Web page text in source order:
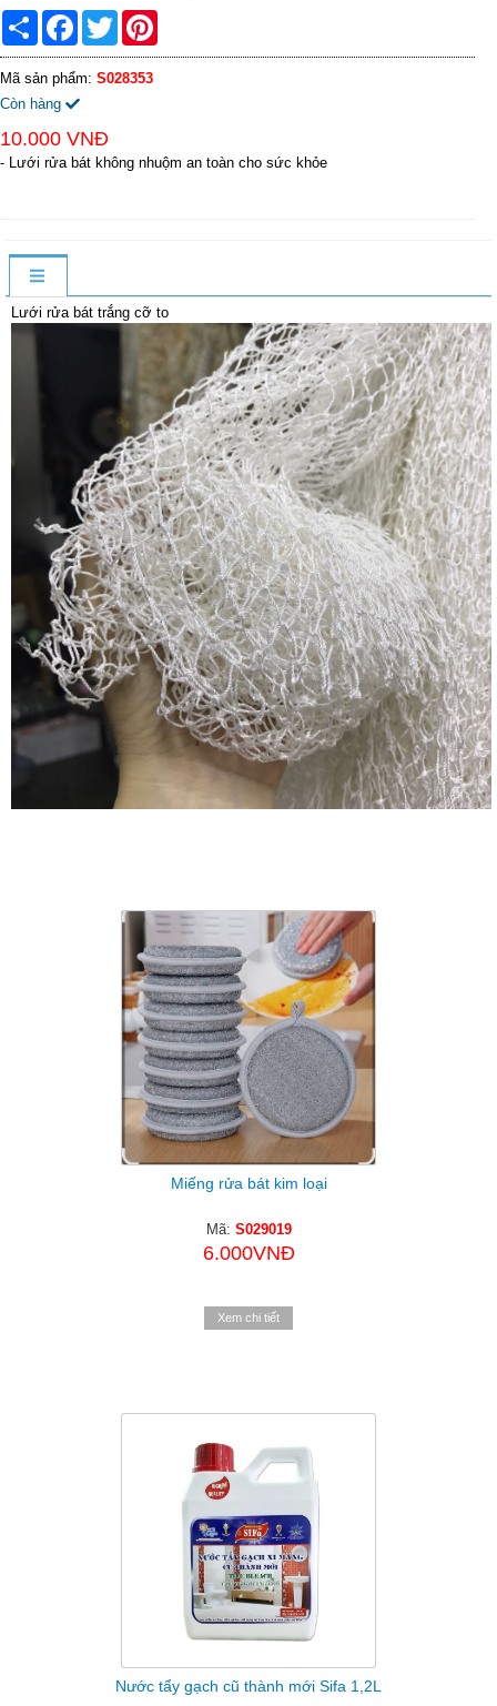
Share FacebookTwitter
Mã sản phẩm: S028353
Còn hàng
10.000 VNĐ
- Lưới rửa bát không nhuộm an toàn cho sức khỏe
Lưới rửa bát trắng cỡ to
Miếng rửa bát kim loại
Mã: S029019
6.000VNĐ
Xem chi tiết
Nước tẩy gạch cũ thành mới Sifa 1,2L